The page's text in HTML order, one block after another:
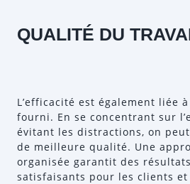
QUALITÉ DU
L’efficacité est également liée
fourni. En se concentrant sur
évitant les distractions, on
de meilleure qualité. Une
organisée garantit des
satisfaisants pour les clients et